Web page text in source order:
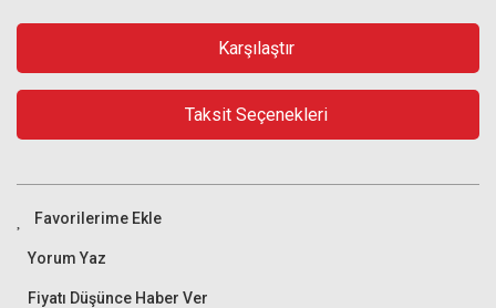
Karşılaştır
Taksit Seçenekleri
Yorum Yaz
Fiyatı Düşünce Haber Ver